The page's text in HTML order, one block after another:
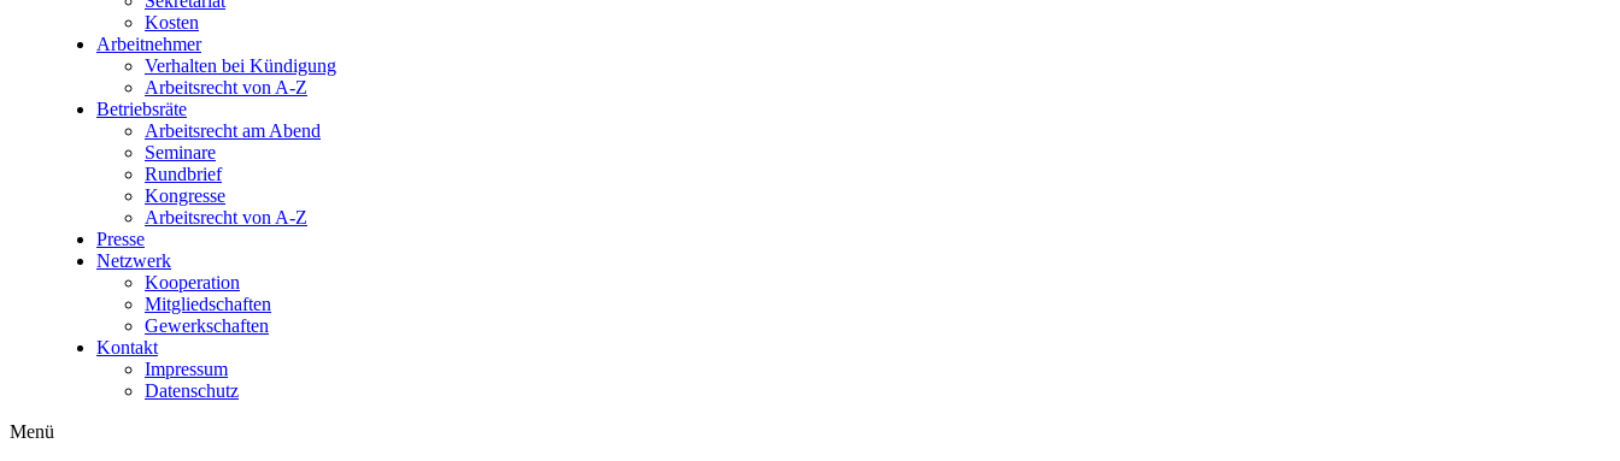
Kosten
Arbeitnehmer
Verhalten bei Kündigung
Arbeitsrecht von A-Z
Betriebsräte
Arbeitsrecht am Abend
Seminare
Rundbrief
Kongresse
Arbeitsrecht von A-Z
Presse
Netzwerk
Kooperation
Mitgliedschaften
Gewerkschaften
Kontakt
Impressum
Datenschutz
Menü